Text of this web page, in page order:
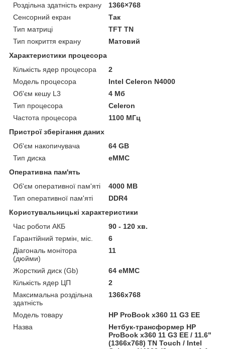
Роздільна здатність екрану
1366×768
Сенсорний екран
Так
Тип матриці
TFT TN
Тип покриття екрану
Матовий
Характеристики процесора
Кількість ядер процесора
2
Модель процесора
Intel Celeron N4000
Об'єм кешу L3
4 Мб
Тип процесора
Celeron
Частота процесора
1100 МГц
Пристрої зберігання даних
Об'єм накопичувача
64 GB
Тип диска
eMMC
Оперативна пам'ять
Об'єм оперативної пам'яті
4000 MB
Тип оперативної пам'яті
DDR4
Користувальницькі характеристики
Час роботи АКБ
90 - 120 хв.
Гарантійний термін, міс.
6
Діагональ монітора
(дюйми)
11
Жорсткий диск (Gb)
64 eMMC
Кількість ядер ЦП
2
Максимальна роздільна
здатність
1366x768
Модель товару
HP ProBook x360 11 G3 EE
Назва
Нетбук-трансформер HP
ProBook x360 11 G3 EE / 11.6"
(1366x768) TN Touch / Intel